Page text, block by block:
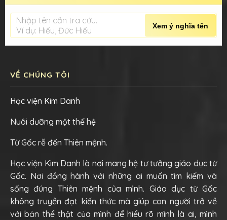
Nhập tên cần tra cứu.
Ví dụ: Hiếu, Đức Hiếu
Xem ý nghĩa tên
VỀ CHÚNG TÔI
Học viện Kim Danh
Nuôi dưỡng một thế hệ
Từ Gốc rễ đến Thiên mệnh.
Học viện Kim Danh là nơi mang hệ tư tưởng giáo dục từ
Gốc. Nơi đồng hành với những ai muốn tìm kiếm và
sống đúng Thiên mệnh của mình. Giáo dục từ Gốc
không truyền đạt kiến thức mà giúp con người trở về
với bản thể thật của mình để hiểu rõ mình là ai, mình